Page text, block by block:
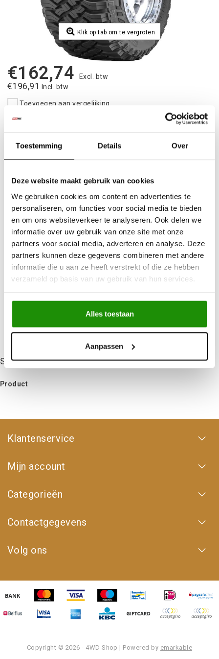
Toestemming Details Over
Deze website maakt gebruik van cookies
We gebruiken cookies om content en advertenties te
personaliseren, om functies voor social media te bieden
en om ons websiteverkeer te analyseren. Ook delen we
informatie over uw gebruik van onze site met onze
partners voor social media, adverteren en analyse. Deze
partners kunnen deze gegevens combineren met andere
informatie die u aan ze heeft verstrekt of die ze hebben
verzameld op basis van uw gebruik van hun services.
Alles toestaan
Aanpassen
Klik op tab om te vergroten
€162,74 Excl. btw
€196,91 Incl. btw
Toevoegen aan vergelijking
Op voorraad
Toevoegen aan winkelwagen
Betaalbare kwalitatieve producten
Uitvoorraad leverbaar
Advies nodig?
Bel ons op +32 (0)89203068
Verzending doorheel Europa
+500 nieuweproducten
Niet gevonden wat je zocht?
Specificaties
Product
Klantenservice
Mijn account
Categorieën
Contactgegevens
Volg ons
Copyright © 2026 - 4WD Shop | Powered by emarkable